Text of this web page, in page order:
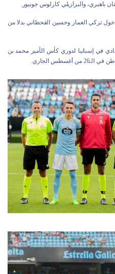
باهبري، والبرازيلي كارلوس جونيور.
تركي العمار وحسين القحطاني بدلا من
في إسبانيا لدوري كأس الأمير محمد بن
الجاري.